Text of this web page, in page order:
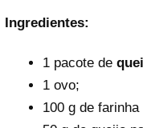
Ingredientes:
1 pacote de
1 ovo;
100 g de farinha